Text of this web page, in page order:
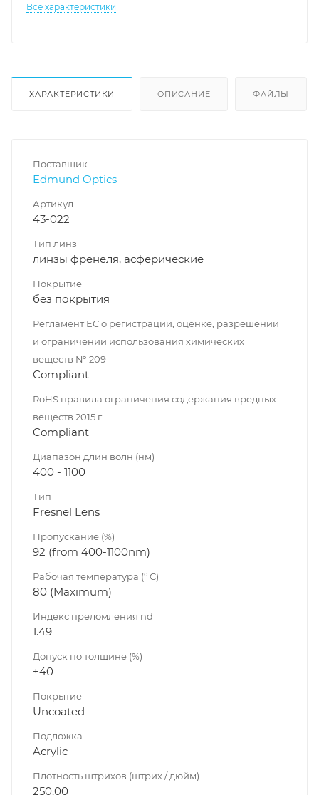
Все характеристики
ХАРАКТЕРИСТИКИ ОПИСАНИЕ ФАЙЛЫ
Поставщик
Edmund Optics
Артикул
43-022
Тип линз
линзы френеля, асферические
Покрытие
без покрытия
Регламент ЕС о регистрации, оценке, разрешении
и ограничении использования химических
веществ № 209
Compliant
RoHS правила ограничения содержания вредных
веществ 2015 г.
Compliant
Диапазон длин волн (нм)
400 - 1100
Тип
Fresnel Lens
Пропускание (%)
92 (from 400-1100nm)
Рабочая температура (° C)
80 (Maximum)
Индекс преломления nd
1.49
Допуск по толщине (%)
±40
Покрытие
Uncoated
Подложка
Acrylic
Плотность штрихов (штрих / дюйм)
250.00